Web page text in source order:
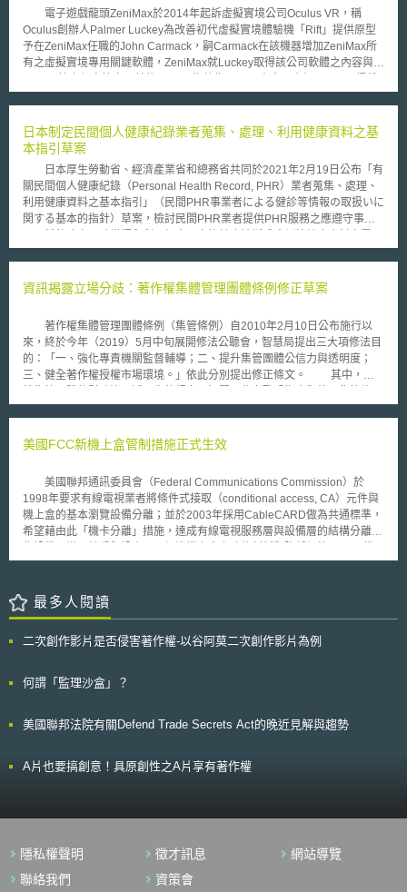
電子遊戲龍頭ZeniMax於2014年起訴虛擬實境公司Oculus VR，稱
Oculus創辦人Palmer Luckey為改善初代虛擬實境體驗機「Rift」提供原型
予在ZeniMax任職的John Carmack，嗣Carmack在該機器增加ZeniMax所
有之虛擬實境專用關鍵軟體，ZeniMax就Luckey取得該公司軟體之內容與
及參與，開始展示含有ZeniMax專有軟體之「Rift」，最後Facebook收購
辦人）、Carmack為被告，主張其等盜用營業秘密、侵害著作權、違反保密
協定、不公平競爭、不當得利、商標侵權（包括未經許可使用以及錯誤指示
商品來源），並列Facebook為共同被告主張其於收購Oculus即知情，連帶
給付20億美元之損害賠償及40億美元之懲罰性賠償。本訴訟於2017年2月1
日經陪審團認定Oculus違反保密協定、侵害著作權、錯誤指示商品來源侵害
商標等共計賠償3億美元，Luckey及Iribe因錯誤指示侵害商標共計賠償2億
美元。 以本案來看，Oculus及其創辦人最主要是未經ZeniMax同意而
有運用他人公司技術之情形宜透過協商，以共同發表之方式避免侵害創作公
善的保障；至於Facebook的部分更凸顯公司於併購前尤應強化盡職查核
（https://www.tips.org.tw）」
日本制定民間個人健康紀錄業者蒐集、處理、利用健康資料之基
本指引草案
日本厚生勞動省、經濟產業省和總務省共同於2021年2月19日公布「有
關民間個人健康紀錄（Personal Health Record, PHR）業者蒐集、處理、
利用健康資料之基本指引」（民間PHR事業者による健診等情報の取扱いに
関する基本的指針）草案，檢討民間PHR業者提供PHR服務之應遵守事
紀錄制度。 本指引所稱之「健康資料」，係指可用於個人自身健康管
之業者為蒐集、處理、利用上開健康資料並提供PHR服務之業者。根據指引
和相互運用性及其他等4大面向採取適當措施。首先，在資訊安全對策部
份，業者需取得風險管理系統之第三方認證（如資訊安全管理系統制度
（ISMS））；其次，針對個人資料，業者應制定隱私政策和服務利用規
約，並遵守個資法規定；然後，為確保健康資料之保存管理和相互運用性，
系統應具備雙向資料傳輸之功能；最後，本指引提供檢核表供業者自行檢
資訊揭露立場分歧：著作權集體管理團體條例修正草案
著作權集體管理團體條例（集管條例）自2010年2月10日公布施行以
來，終於今年（2019）5月中旬展開修法公聽會，智慧局提出三大項修法目
的：「一、強化專責機關監督輔導；二、提升集管團體公信力與透明度；
三、健全著作權授權市場環境。」依此分別提出修正條文。 其中，關
例，增訂集管團體之資產負債表、收支決算表、現金流量表等財務報表之揭
條第2項），係為建立集管團體公信力並強化良善治理與健全體質。 在
責，且每年均已被主管機關與會員檢視相關報表，似無公開上網讓不特定大
眾開放查閱之理。利用人則提出「重複管理」是須要被解決的議題，以授權
移轉的實務問題舉例，故希望未來修新法有即時性的權利與管理的資訊揭
露。權利人則反應授權金分配不透明，建議以資訊化的方式讓報酬分配機制
透明化，並可應用區塊鍊技術達成之。
美國FCC新機上盒管制措施正式生效
美國聯邦通訊委員會（Federal Communications Commission）於
1998年要求有線電視業者將條件式接取（conditional access, CA）元件與
機上盒的基本瀏覽設備分離；並於2003年採用CableCARD做為共通標準，
希望藉由此「機卡分離」措施，達成有線電視服務層與設備層的結構分離，
本措施2007年實施以來，因CableCARD安裝程序複雜、有線業者與機上盒
且租用有線業者所提供機上盒者，大多未安裝CableCARD。 FCC故於
2010年底發佈新命令，希望弭平有線訂戶租用與自購機上盒之落差；本命
應： (1)提供零售機上盒相容性之精確資訊； (2)提供非租用機上盒之訂戶同
致，且明確揭露費用； (4)不得因租用或自購機上盒而行費率之差別待遇；
(8)確保得以收視所有的線性（linear）頻道。
最多人閱讀
二次創作影片是否侵害著作權-以谷阿莫二次創作影片為例
何謂「監理沙盒」？
美國聯邦法院有關Defend Trade Secrets Act的晚近見解與趨勢
A片也要搞創意！具原創性之A片享有著作權
隱私權聲明 徵才訊息
網站導覽
聯絡我們
資策會